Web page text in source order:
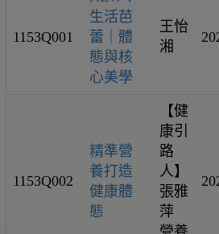
1153Q001
生活芭
蕾｜體
態與核
心美學
王怡
湘
1153Q002
精準營
養打造
健康體
態
【健
康引
路
人】
張雅
萍